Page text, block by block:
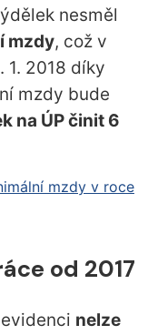
nesměl
mzdy, což v
1. 2018 díky
mzdy bude
na ÚP činit 6
mzdy v roce
od 2017
nelze